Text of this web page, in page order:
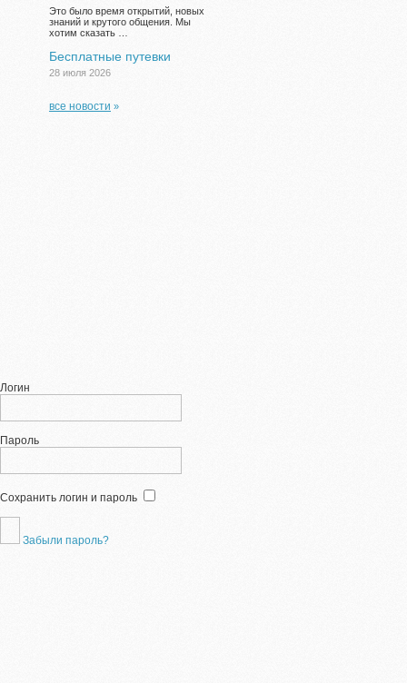
Это было время открытий, новых
знаний и крутого общения. Мы
хотим сказать …
Бесплатные путевки
28 июля 2026
все новости »
Логин
Пароль
Сохранить логин и пароль
Забыли пароль?